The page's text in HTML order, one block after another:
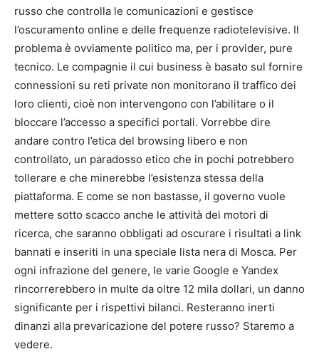
russo che controlla le comunicazioni e gestisce
l’oscuramento online e delle frequenze radiotelevisive. Il
problema è ovviamente politico ma, per i provider, pure
tecnico. Le compagnie il cui business è basato sul fornire
connessioni su reti private non monitorano il traffico dei
loro clienti, cioè non intervengono con l’abilitare o il
bloccare l’accesso a specifici portali. Vorrebbe dire
andare contro l’etica del browsing libero e non
controllato, un paradosso etico che in pochi potrebbero
tollerare e che minerebbe l’esistenza stessa della
piattaforma. E come se non bastasse, il governo vuole
mettere sotto scacco anche le attività dei motori di
ricerca, che saranno obbligati ad oscurare i risultati a link
bannati e inseriti in una speciale lista nera di Mosca. Per
ogni infrazione del genere, le varie Google e Yandex
rincorrerebbero in multe da oltre 12 mila dollari, un danno
significante per i rispettivi bilanci. Resteranno inerti
dinanzi alla prevaricazione del potere russo? Staremo a
vedere.